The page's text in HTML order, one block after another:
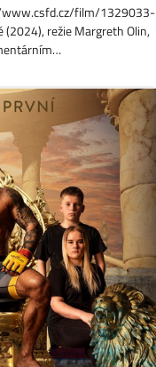
www.csfd.cz/film/1329033-
režie Margreth Olin,